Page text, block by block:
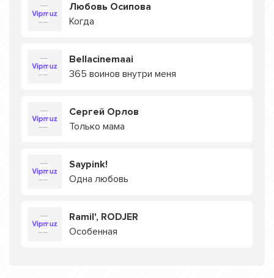
Любовь Осипова
Когда
Bellacinemaai
365 воинов внутри меня
Сергей Орлов
Только мама
Saypink!
Одна любовь
Ramil', RODJER
Особенная